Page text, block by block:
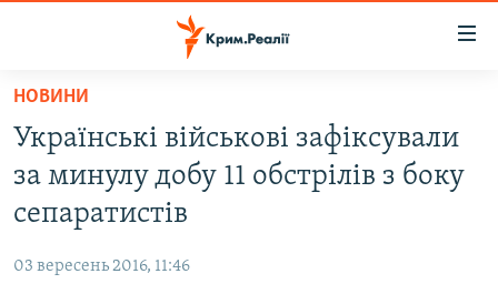
Перейти
основного
матеріалу
до
основної
навігації
ВОДА.КРИМ
ВІДЕО ТА ФОТО
БЛОГИ
НОВИНИ
Українські військові зафіксували
за минулу добу 11 обстрілів з боку
сепаратистів
03 вересень 2016, 11:46